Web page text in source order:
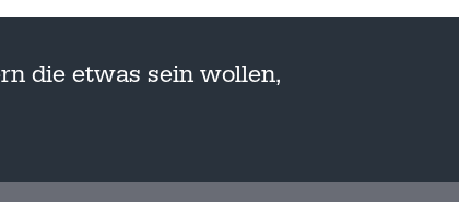
die etwas sein wollen,